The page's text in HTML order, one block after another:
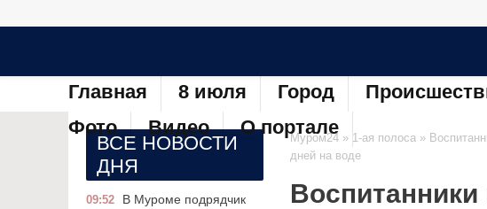
Главная 8 июля Город
Фото
Видео О портале
ВСЕ НОВОСТИ
ДНЯ
09:52
В Муроме подрядчик
Муром24 » 1-ая полоса »
дней на воде
Воспитанники